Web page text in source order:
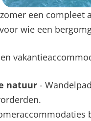
een
wie een
natuur -